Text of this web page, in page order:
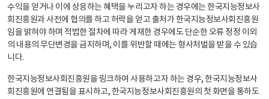
수익을 얻거나 이에 상응하는 혜택을 누리고자 하는 경우에는 한국지능정보사
회진흥원과 사전에 협의를 하고 허락을 얻고 출처가 한국지능정보사회진흥원
임을 밝혀야 하며 적법한 절차에 따라 게재한 경우에도 단순한 오류 정정 이외
의 내용의 무단변경을 금지하며, 이를 위반할 때에는 형사처벌을 받을 수 있습
니다.
한국지능정보사회진흥원을 링크하여 사용하고자 하는 경우, 한국지능정보사
회진흥원에 연결됨을 표시하고, 한국지능정보사회진흥원의 첫 화면을 통하도